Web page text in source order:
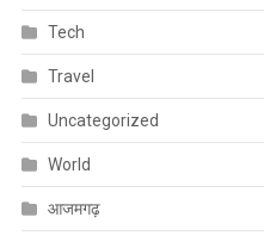
Tech
Travel
Uncategorized
World
आजमगढ़